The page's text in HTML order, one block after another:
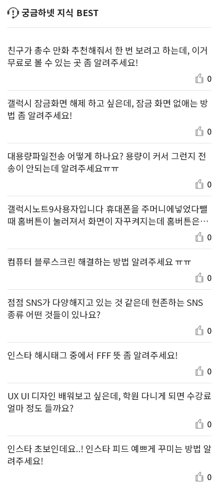
궁금하넷 지식 BEST
친구가 총수 만화 추천해줘서 한 번 보려고 하는데, 이거
무료로 볼 수 있는 곳 좀 알려주세요!
0
갤럭시 잠금화면 해제 하고 싶은데, 잠금 화면 없애는 방
법 좀 알려주세요!
0
대용량파일전송 어떻게 하나요? 용량이 커서 그런지 전
송이 안되는데 알려주세요ㅠㅠ
0
갤럭시노트9사용자입니다 휴대폰을 주머니에넣었다뺄
때 홈버튼이 눌러져서 화면이 자꾸켜지는데 홈버튼은말
0
컴퓨터 블루스크린 해결하는 방법 알려주세요 ㅠㅠ
0
점점 SNS가 다양해지고 있는 것 같은데 현존하는 SNS
종류 어떤 것들이 있나요?
0
인스타 해시태그 중에서 FFF 뜻 좀 알려주세요!
0
UX UI 디자인 배워보고 싶은데, 학원 다니게 되면 수강료
얼마 정도 들까요?
0
인스타 초보인데요..! 인스타 피드 예쁘게 꾸미는 방법 알
려주세요!
0